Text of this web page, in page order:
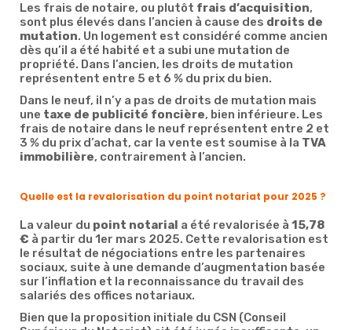
Les frais de notaire, ou plutôt frais d’acquisition,
sont plus élevés dans l’ancien à cause des droits de
mutation. Un logement est considéré comme ancien
dès qu’il a été habité et a subi une mutation de
propriété. Dans l’ancien, les droits de mutation
représentent entre 5 et 6 % du prix du bien.
Dans le neuf, il n’y a pas de droits de mutation mais
une taxe de publicité foncière, bien inférieure. Les
frais de notaire dans le neuf représentent entre 2 et
3 % du prix d’achat, car la vente est soumise à la TVA
immobilière, contrairement à l’ancien.
Quelle est la revalorisation du point notariat pour 2025 ?
La valeur du point notarial a été revalorisée à 15,78
€ à partir du 1er mars 2025. Cette revalorisation est
le résultat de négociations entre les partenaires
sociaux, suite à une demande d’augmentation basée
sur l’inflation et la reconnaissance du travail des
salariés des offices notariaux.
Bien que la proposition initiale du CSN (Conseil